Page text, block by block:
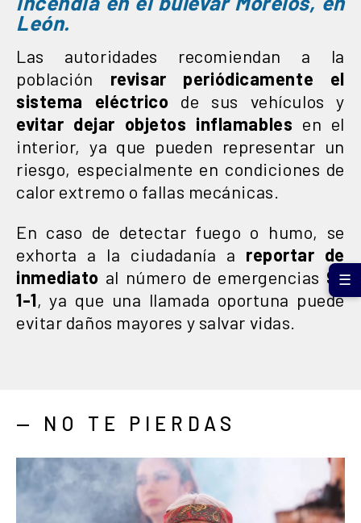
León.
Las autoridades recomiendan a la
población revisar periódicamente el
sistema eléctrico de sus vehículos y
evitar dejar objetos inflamables en el
interior, ya que pueden representar un
riesgo, especialmente en condiciones de
calor extremo o fallas mecánicas.
En caso de detectar fuego o humo, se
exhorta a la ciudadanía a reportar de
inmediato al número de emergencias 9-
1-1, ya que una llamada oportuna puede
evitar daños mayores y salvar vidas.
— NO TE PIERDAS
☰